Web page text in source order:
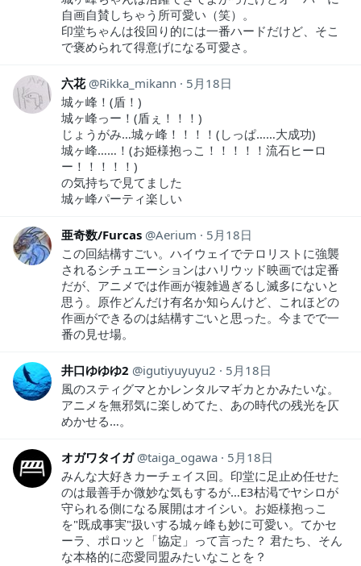
自画自賛しちゃう所可愛い（笑）。
印堂ちゃんは役回り的には一番ハードだけど、そこ
で褒められて得意げになる可愛さ。
六花 Rikka_mikann
5月18日
城ヶ峰！(盾！)
城ヶ峰っー！(盾ぇ！！！)
じょうがみ…城ヶ峰！！！！(しっぱ……大成功)
城ヶ峰……！(お姫様抱っこ！！！！！流石ヒーロ
ー！！！！！)
の気持ちで見てました
城ヶ峰パーティ楽しい
亜奇数/Furcas Aerium
5月18日
この回結構すごい。ハイウェイでテロリストに強襲
されるシチュエーションはハリウッド映画では定番
だが、アニメでは作画が複雑過ぎるし滅多にないと
思う。原作どんだけ有名か知らんけど、これほどの
作画ができるのは結構すごいと思った。今までで一
番の見せ場。
井口ゆゆゆ2 igutiyuyuyu2
5月18日
風のスティグマとかレンタルマギカとかみたいな。
アニメを無邪気に楽しめてた、あの時代の残光を仄
めかせる…。
オガワタイガ taiga_ogawa
5月18日
みんな大好きカーチェイス回。印堂に足止め任せた
のは最善手か微妙な気もするが…E3枯渇でヤシロが
守られる側になる展開はオイシい。お姫様抱っこ
を"既成事実"扱いする城ヶ峰も妙に可愛い。てかセ
ーラ、ポロッと「協定」って言った？ 君たち、そん
な本格的に恋愛同盟みたいなことを？